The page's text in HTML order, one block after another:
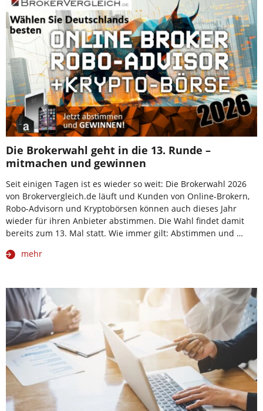
Die Brokerwahl geht in die 13. Runde –
mitmachen und gewinnen
Seit einigen Tagen ist es wieder so weit: Die Brokerwahl 2026
von Brokervergleich.de läuft und Kunden von Online-Brokern,
Robo-Advisorn und Kryptobörsen können auch dieses Jahr
wieder für ihren Anbieter abstimmen. Die Wahl findet damit
bereits zum 13. Mal statt. Wie immer gilt: Abstimmen und …
mehr